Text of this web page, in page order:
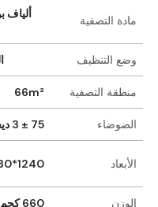
مادة التصفية
وضع التنظيف
منطقة التصفية 66m²
الضوضاء
الأبعاد 1240*1130*2350 مم
الوزن 660 كجم